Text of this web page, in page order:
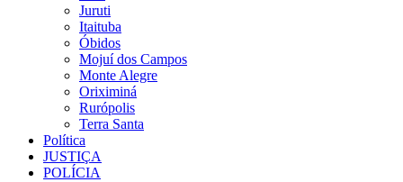
Juruti
Itaituba
Óbidos
Mojuí dos Campos
Monte Alegre
Oriximiná
Rurópolis
Terra Santa
Política
JUSTIÇA
POLÍCIA